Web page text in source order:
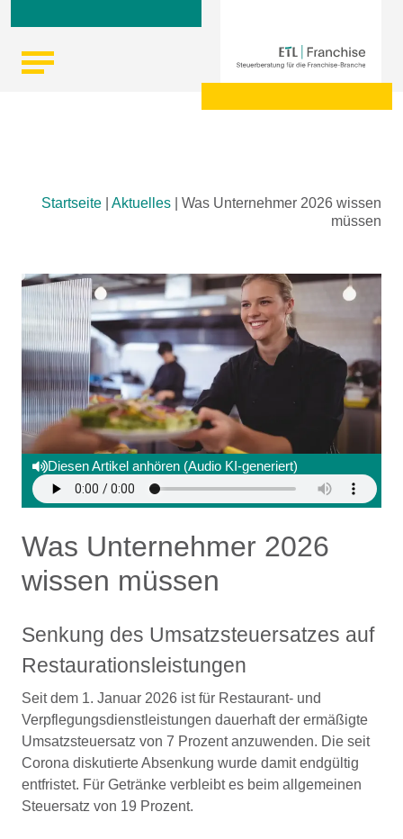
Startseite Aktuelles
Was Unternehmer 2026 wissen
müssen
Diesen Artikel anhören (Audio KI-generiert)
Was Unternehmer 2026
wissen müssen
Senkung des Umsatzsteuersatzes auf
Restaurationsleistungen
Seit dem 1. Januar 2026 ist für Restaurant- und
Verpflegungsdienstleistungen dauerhaft der ermäßigte
Umsatzsteuersatz von 7 Prozent anzuwenden. Die seit
Corona diskutierte Absenkung wurde damit endgültig
entfristet. Für Getränke verbleibt es beim allgemeinen
Steuersatz von 19 Prozent.